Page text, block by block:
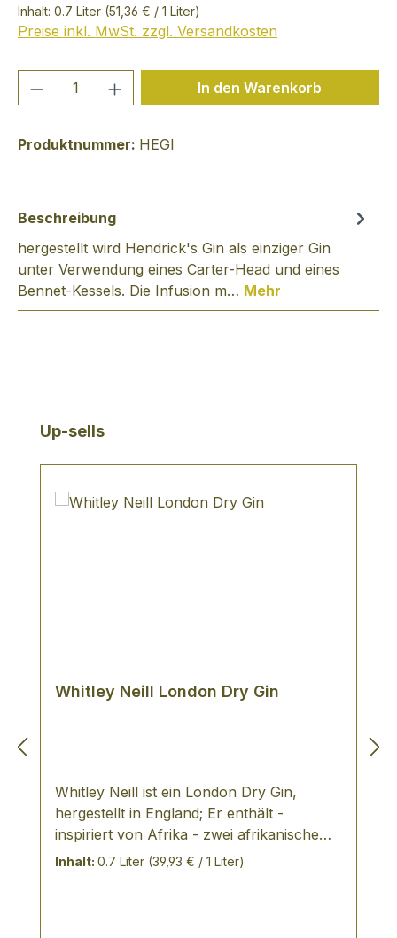
Inhalt: 0.7 Liter (51,36 € / 1 Liter)
Preise inkl. MwSt. zzgl. Versandkosten
Produkt Anzahl: Gib denIn den Warenkorb
Produktnummer: HEGI
Beschreibung
hergestellt wird Hendrick's Gin als einziger Gin
unter Verwendung eines Carter-Head und eines
Bennet-Kessels. Die Infusion m… Mehr
Produktgalerie überspringen
Up-sells
Whitley Neill London Dry Gin
Whitley Neill ist ein London Dry Gin,
hergestellt in England; Er enthält -
inspiriert von Afrika - zwei afrikanische
Früchte, die einem kraftvollen Gin ein
Inhalt: 0.7 Liter (39,93 € / 1 Liter)